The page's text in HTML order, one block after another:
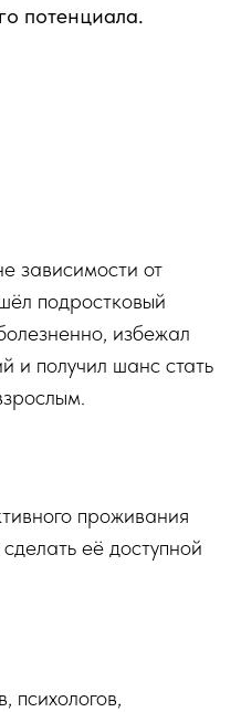
потенциала.
зависимости от
подростковый
избежал
и получил шанс стать
проживания
её доступной
психологов,